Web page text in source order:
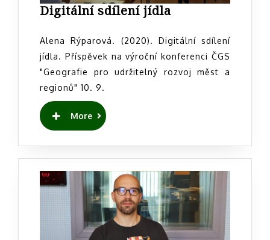
Digitální sdílení jídlaDigitální
jídla
Alena Rýparová. (2020). Digitální sdílení
jídla. Příspěvek na výroční konferenci ČGS
"Geografie pro udržitelný rozvoj měst a
regionů" 10. 9.
More
READ
MORE